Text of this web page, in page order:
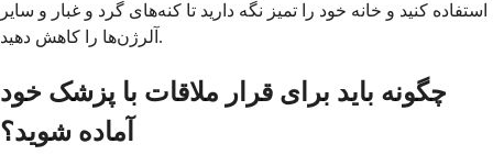
استفاده کنید و خانه خود را تمیز نگه دارید تا کنه‌های گرد و غبار و سایر
آلرژن‌ها را کاهش دهید.
چگونه باید برای قرار ملاقات با پزشک خود
آماده شوید؟